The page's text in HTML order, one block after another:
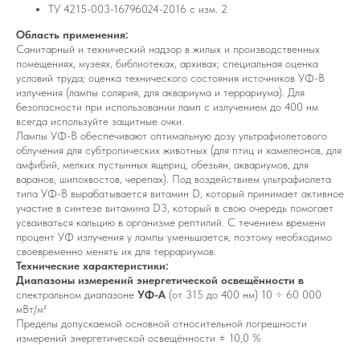
ТУ 4215-003-16796024-2016 с изм. 2
Область применения:
Санитарный и технический надзор в жилых и производственных
помещениях, музеях, библиотеках, архивах; специальная оценка
условий труда; оценка технического состояния источников УФ-B
излучения (лампы солярия, для аквариума и террариума). Для
безопасности при использовании ламп с излучением до 400 нм
всегда используйте защитные очки.
Лампы УФ-B обеспечивают оптимальную дозу ультрафиолетового
облучения для субтропических животных (для птиц и хамелеонов, для
амфибий, мелких пустынных ящериц, обезьян, аквариумов, для
варанов, шипохвостов, черепах). Под воздействием ультрафиолета
типа УФ-B вырабатывается витамин D, который принимает активное
участие в синтезе витамина D3, который в свою очередь помогает
усваиваться кальцию в организме рептилий. С течением времени
процент УФ излучения у лампы уменьшается, поэтому необходимо
своевременно менять их для террариумов.
Технические характеристики:
Диапазоны измерений энергетической освещённости в
спектральном диапазоне УФ-А (от 315 до 400 нм) 10 ÷ 60 000
мВт/м²
Пределы допускаемой основной относительной погрешности
измерений энергетической освещённости ± 10,0 %